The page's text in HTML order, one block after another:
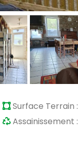
Surface Terrain :
Assainissement :